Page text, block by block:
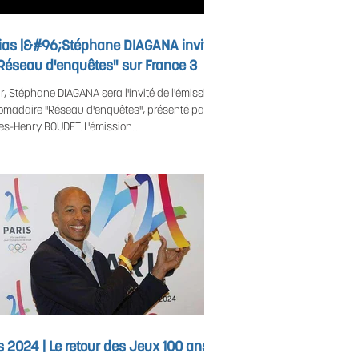
|&#96;Stéphane DIAGANA invité
d'enquêtes" sur France 3
Stéphane DIAGANA sera l'invité de l'émission
"Réseau d'enquêtes", présenté par
Henry BOUDET. L'émission...
2024 | Le retour des Jeux 100 ans